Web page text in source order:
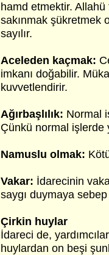
hamd etmektir.
sakınmak şükretmek
sayılır.
Aceleden kaçmak:
imkanı doğabilir.
kuvvetlendirir.
Ağırbaşlılık: Normal
Çünkü normal işlerde
Namuslu olmak:
Vakar: İdarecinin
saygı duymaya
Çirkin huylar
İdareci de,
huylardan on beşi